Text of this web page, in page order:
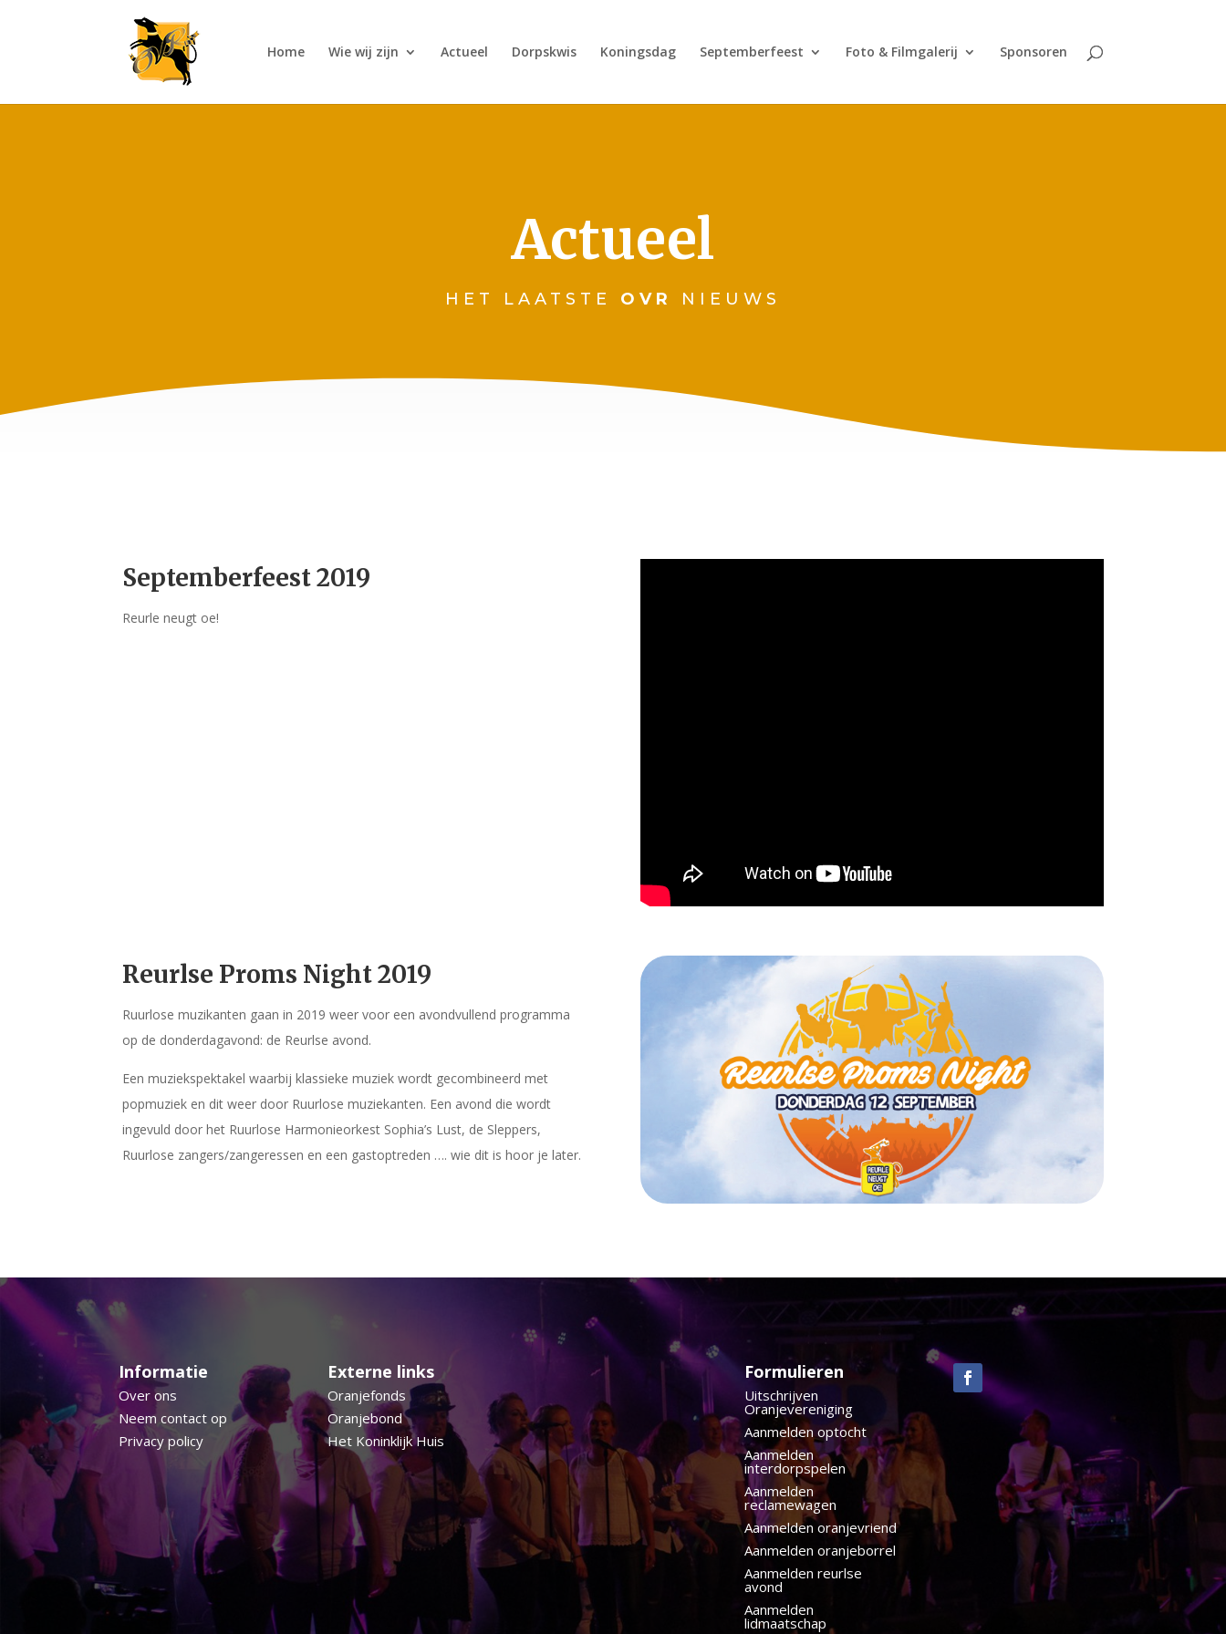
Home Wie wij zijn Actueel Dorpskwis Koningsdag Septemberfeest Foto & Filmgalerij Sponsoren
Actueel
HET LAATSTE OVR NIEUWS
Septemberfeest 2019
Reurle neugt oe!
Reurlse Proms Night 2019
Ruurlose muzikanten gaan in 2019 weer voor een avondvullend programma
op de donderdagavond: de Reurlse avond.
Een muziekspektakel waarbij klassieke muziek wordt gecombineerd met
popmuziek en dit weer door Ruurlose muziekanten. Een avond die wordt
ingevuld door het Ruurlose Harmonieorkest Sophia’s Lust, de Sleppers,
Ruurlose zangers/zangeressen en een gastoptreden …. wie dit is hoor je later.
Informatie
Over ons
Neem contact op
Privacy policy
Externe links
Oranjefonds
Oranjebond
Het Koninklijk Huis
Formulieren
Uitschrijven
Oranjevereniging
Aanmelden optocht
Aanmelden
interdorpspelen
Aanmelden
reclamewagen
Aanmelden oranjevriend
Aanmelden oranjeborrel
Aanmelden reurlse
avond
Aanmelden
lidmaatschap